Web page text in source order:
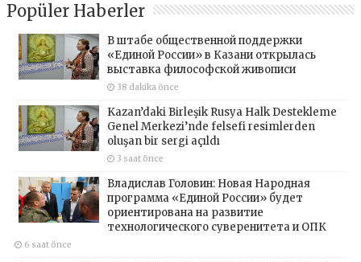
Popüler Haberler
В штабе общественной поддержки
«Единой России» в Казани открылась
выставка философской живописи
38 dakika önce
Kazan’daki Birleşik Rusya Halk Destekleme
Genel Merkezi’nde felsefi resimlerden
oluşan bir sergi açıldı
3 saat önce
Владислав Головин: Новая Народная
программа «Единой России» будет
ориентирована на развитие
технологического суверенитета и ОПК
6 saat önce